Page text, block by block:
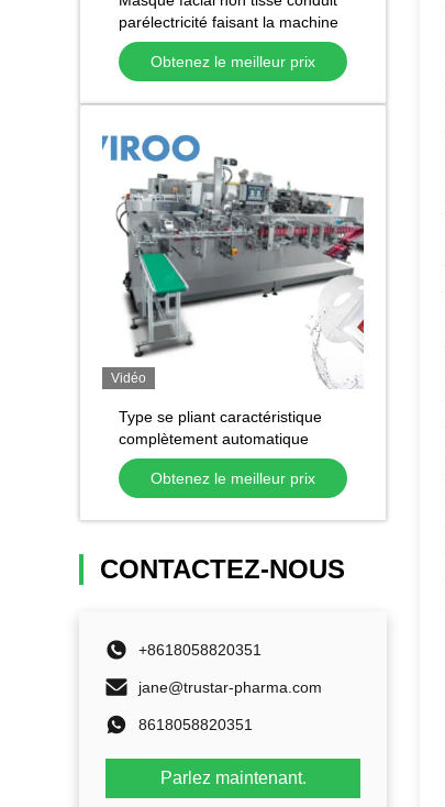
parélectricité faisant la machine
à emballer latérale de masque
de la machine quatre
Obtenez le meilleur prix
Vidéo
Type se pliant caractéristique
complètement automatique
faisant à styule de sac la
machine à emballer faciale
Obtenez le meilleur prix
CONTACTEZ-NOUS
+8618058820351
jane@trustar-pharma.com
8618058820351
Parlez maintenant.